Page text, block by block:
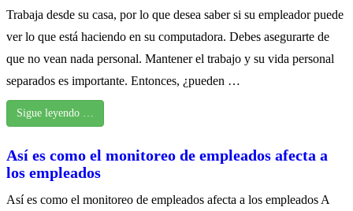
Trabaja desde su casa, por lo que desea saber si su empleador puede
ver lo que está haciendo en su computadora. Debes asegurarte de
que no vean nada personal. Mantener el trabajo y su vida personal
separados es importante. Entonces, ¿pueden …
Sigue leyendo …
Así es como el monitoreo de empleados afecta a
los empleados
Así es como el monitoreo de empleados afecta a los empleados A